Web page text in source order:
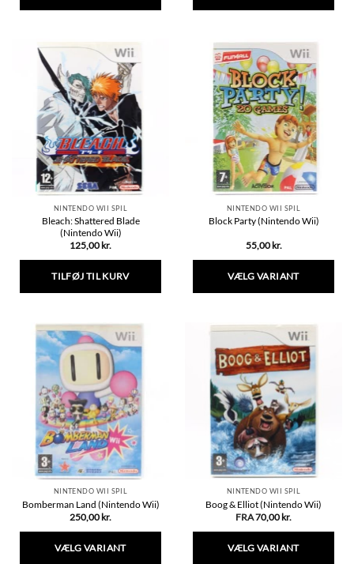
har
flere
varianter.
Mulighederne
kan
vælges
på
varesiden
NINTENDO WII SPIL
Bleach: Shattered Blade
(Nintendo Wii)
125,00 kr.
TILFØJ TIL KURV
NINTENDO WII SPIL
Block Party (Nintendo Wii)
55,00 kr.
VÆLG VARIANT
har
flere
varianter.
Mulighederne
kan
vælges
på
varesiden
NINTENDO WII SPIL
Bomberman Land (Nintendo Wii)
250,00 kr.
VÆLG VARIANT
NINTENDO WII SPIL
Boog & Elliot (Nintendo Wii)
FRA70,00 kr.
VÆLG VARIANT